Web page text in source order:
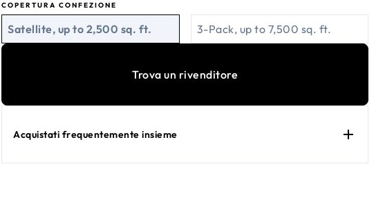
COPERTURA CONFEZIONE
Satellite, up to 2,500 sq. ft. 3-Pack, up to 7,500 sq. ft.
Trova un rivenditore
Acquistati frequentemente insieme